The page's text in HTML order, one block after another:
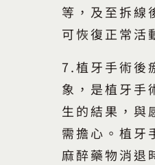
等，及至拆線
可恢復正常活
7.植牙手術後
象，是植牙手
生的結果，與
需擔心。植牙
麻醉藥物消退